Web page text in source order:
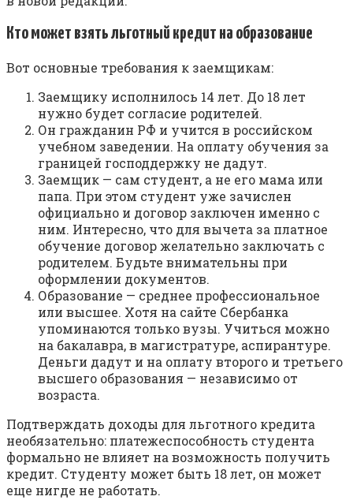
Кто может взять льготный кредит на образование
Вот основные требования к заемщикам:
Заемщику исполнилось 14 лет. До 18 лет
нужно будет согласие родителей.
Он гражданин РФ и учится в российском
учебном заведении. На оплату обучения за
границей господдержку не дадут.
Заемщик — сам студент, а не его мама или
папа. При этом студент уже зачислен
официально и договор заключен именно с
ним. Интересно, что для вычета за платное
обучение договор желательно заключать с
родителем. Будьте внимательны при
оформлении документов.
Образование — среднее профессиональное
или высшее. Хотя на сайте Сбербанка
упоминаются только вузы. Учиться можно
на бакалавра, в магистратуре, аспирантуре.
Деньги дадут и на оплату второго и третьего
высшего образования — независимо от
возраста.
Подтверждать доходы для льготного кредита
необязательно: платежеспособность студента
формально не влияет на возможность получить
кредит. Студенту может быть 18 лет, он может
еще нигде не работать.